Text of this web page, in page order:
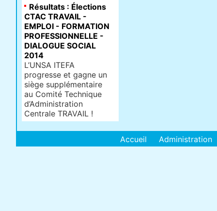
Résultats : Élections
CTAC TRAVAIL -
EMPLOI - FORMATION
PROFESSIONNELLE -
DIALOGUE SOCIAL
2014
L’UNSA ITEFA
progresse et gagne un
siège supplémentaire
au Comité Technique
d’Administration
Centrale TRAVAIL !
Accueil Administration